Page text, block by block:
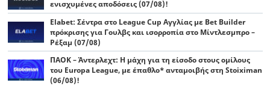
ενισχυμένες αποδόσεις (07/08)!
Elabet: Σέντρα στο League Cup Αγγλίας με Bet Builder
πρόκρισης για Γουλβς και ισορροπία στο Μίντλεσμπρο –
Ρέξαμ (07/08)
ΠΑΟΚ – Άντερλεχτ: Η μάχη για τη είσοδο στους ομίλους
του Europa League, με έπαθλο* ανταμοιβής στη Stoiximan
(06/08)!